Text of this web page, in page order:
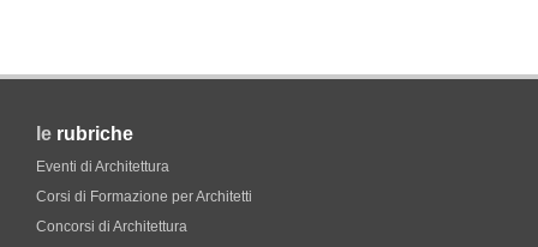
le rubriche
Eventi di Architettura
Corsi di Formazione per Architetti
Concorsi di Architettura